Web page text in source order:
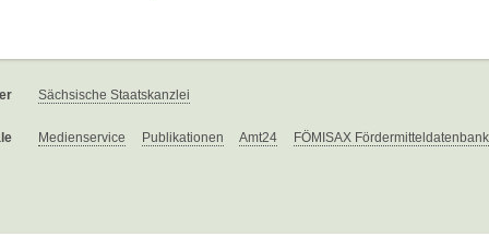
Sächsische Staatskanzlei
Medienservice Publikationen Amt24 FÖMISAX Fördermitteldatenbank